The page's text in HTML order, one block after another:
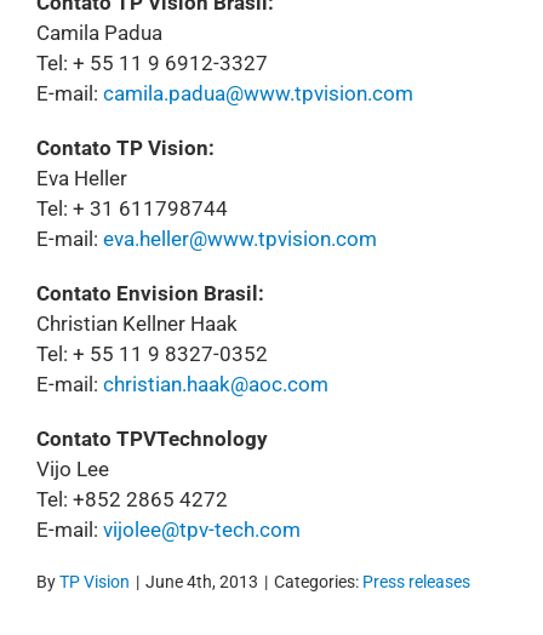
Camila Padua
Tel: + 55 11 9 6912-3327
E-mail: camila.padua@www.tpvision.com
Contato TP Vision:
Eva Heller
Tel: + 31 611798744
E-mail: eva.heller@www.tpvision.com
Contato Envision Brasil:
Christian Kellner Haak
Tel: + 55 11 9 8327-0352
E-mail: christian.haak@aoc.com
Contato TPVTechnology
Vijo Lee
Tel: +852 2865 4272
E-mail: vijolee@tpv-tech.com
ByTP Vision | June 4th, 2013 | Categories: Press releases